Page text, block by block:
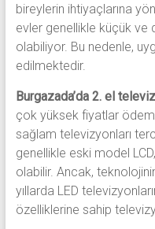
bireylerin ihtiyaçlarına
evler genellikle küçük ve
olabiliyor. Bu nedenle,
edilmektedir.
Burgazada’da 2. el
çok yüksek fiyatlar
sağlam televizyonları
genellikle eski model
olabilir. Ancak,
yıllarda LED
özelliklerine sahip